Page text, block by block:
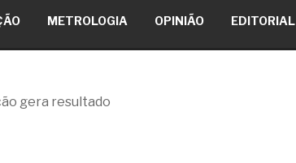
como estratégia
METROLOGIA OPINIÃO EDITORIAL
gera resultado